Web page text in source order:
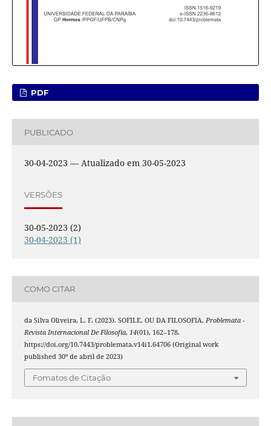
PDF
PUBLICADO
30-04-2023 — Atualizado em 30-05-2023
VERSÕES
30-05-2023 (2)
30-04-2023 (1)
COMO CITAR
da Silva Oliveira, L. F. (2023). SOFILE, OU DA FILOSOFIA. Problemata -
Revista Internacional De Filosofia, 14(01), 162–178.
https://doi.org/10.7443/problemata.v14i1.64706 (Original work
published 30º de abril de 2023)
Fomatos de Citação